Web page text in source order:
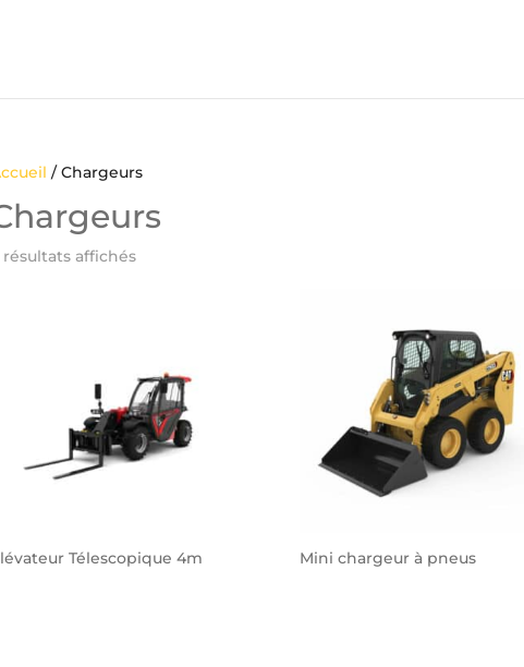
/ Chargeurs
résultats affichés
Télescopique 4m Mini chargeur à pneus